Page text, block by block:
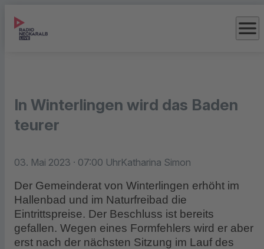
menu
In Winterlingen wird das Baden
teurer
03. Mai 2023 · 07:00 UhrKatharina Simon
Der Gemeinderat von Winterlingen erhöht im
Hallenbad und im Naturfreibad die
Eintrittspreise. Der Beschluss ist bereits
gefallen. Wegen eines Formfehlers wird er aber
erst nach der nächsten Sitzung im Lauf des